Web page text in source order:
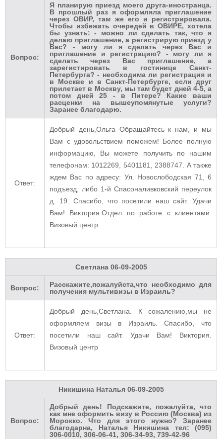
Вопрос:
Я планирую приезд моего друга-иностранца.
В прошлый раз я оформляла приглашение
через ОВИР, там же его и регистрировала.
Чтобы избежать очередей в ОВИРЕ, хотела
бы узнать: - можно ли сделать так, что я
делаю приглашение, а регистрирую приезд у
Вас? - могу ли я сделать через Вас и
приглашение и регистрацию? - могу ли я
сделать через Вас приглашение, а
зарегистировать в гостинице Санкт-
Петербурга? - необходима ли регистрация и
в Москве и в Санкт-Петербурге, если друг
прилетает в Москву, мы там будет дней 4-5, а
потом дней 25 - в Питере? Какие ваши
расценки на вышеупомянутые услуги?
Заранее благодарю.
Ответ:
Добрый день,Ольга Обращайтесь к нам, и мы
Вам с удовольствием поможем! Более полную
информацию, Вы можете получить по нашим
телефонам: 1012269, 5401181, 2388747. А также
ждем Вас по адресу: Ул. Новослободская 71, 6
подъезд, либо 1-й Спасоналивковский переулок
д. 19. Спасибо, что посетили наш сайт. Удачи
Вам! Виктория.Отдел по работе с клиентами.
Визовый центр.
Светлана 06-09-2005
Вопрос:
Расскажите,пожалуйста,что необходимо для
получения мультивизы в Израиль?
Ответ:
Добрый день,Светлана. К сожалению,мы не
оформляем визы в Израиль. Спасибо, что
посетили наш сайт. Удачи Вам! Виктория.
Визовый центр
Никишина Наталья 06-09-2005
Вопрос:
Добрый день! Подскажите, пожалуйта, что
как мне оформить визу в Россию (Москва) из
Морокко. Что для этого нужно? Заранее
благодарна, Наталья Никишина тел: (095)
306-0010, 306-06-41, 306-34-93, 739-42-96